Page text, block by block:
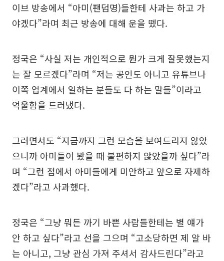
이브 방송에서 “아미(팬덤명)들한테 사과는 하고 가
야겠다”라며 최근 방송에 대해 운을 뗐다.
정국은 “사실 저는 개인적으로 뭔가 크게 잘못했는지
는 잘 모르겠다”라며 “저는 공인도 아니고 유튜브나
이쪽 업계에서 일하는 분들도 다 하는 말들”이라고
억울함을 드러냈다.
그러면서도 “지금까지 그런 모습을 보여드리지 않았
으니까 아미들이 봤을 때 불편하지 않았을까 싶다”라
며 “그런 점에서 아미들에게 미안하고 앞으로 자제하
겠다”라고 사과했다.
정국은 “그냥 뭐든 까기 바쁜 사람들한테는 별 얘가
안 하고 싶다”라고 선을 그으며 “고소당하면 제 알 바
는 아니고, 그냥 관심 가져 주셔서 감사드린다”라고